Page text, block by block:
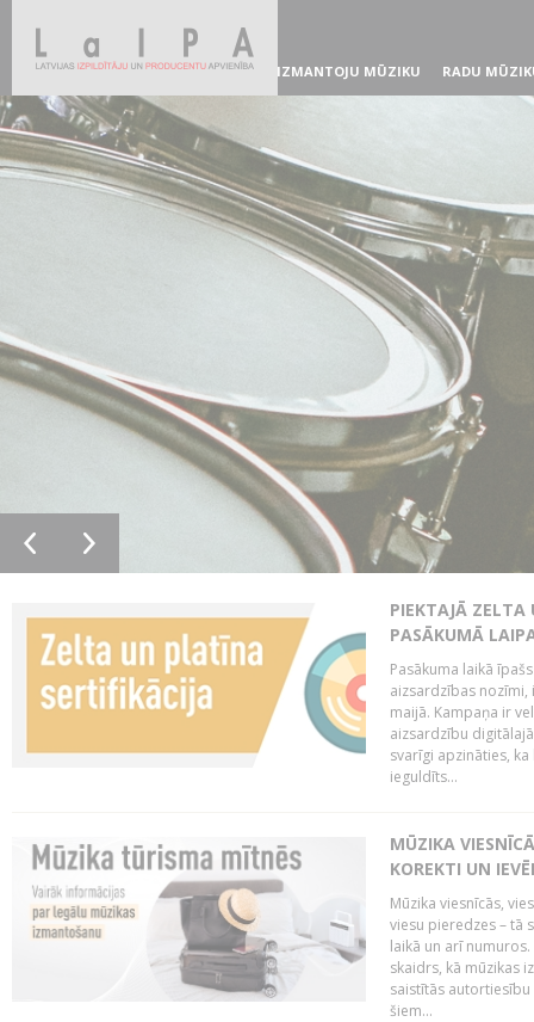
IZMANTOJU MŪZIKU RADU
PIEKTAJĀ ZELTA
PASĀKUMĀ
Pasākuma laikā
aizsardzības nozīmi,
maijā. Kampaņa ir
aizsardzību
svarīgi apzināties,
ieguldīts...
MŪZIKA
KOREKTI UN
Mūzika viesnīcās,
viesu pieredzes – tā
laikā un arī
skaidrs, kā mūzikas
saistītās
šiem...